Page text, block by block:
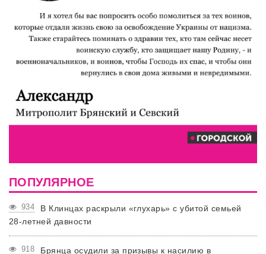
ПОПУЛЯРНОЕ
934
В Клинцах раскрыли «глухарь» с убитой семьей
28-летней давности
918
Брянца осудили за призывы к насилию в